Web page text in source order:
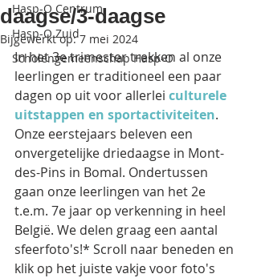
Hasp-O Centrum
Hasp-O Zuid
Scholengemeenschap Hasp-O
daagse/3-daagse
Bijgewerkt op:7 mei 2024
In het 3e trimester trekken al onze
leerlingen er traditioneel een paar
dagen op uit voor allerlei culturele
uitstappen en sportactiviteiten.
Onze eerstejaars beleven een
onvergetelijke driedaagse in Mont-
des-Pins in Bomal. Ondertussen
gaan onze leerlingen van het 2e
t.e.m. 7e jaar op verkenning in heel
België. We delen graag een aantal
sfeerfoto's!* Scroll naar beneden en
klik op het juiste vakje voor foto's